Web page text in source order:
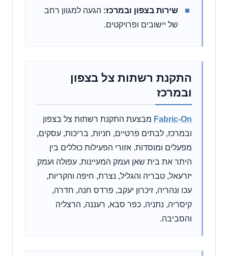
שירות בצפון ובמרכז: הגעה למגוון רחב
של יישובים ופרויקטים.
התקנת רשתות צל בצפון
ובמרכז
Fabric-On מבצעת התקנת רשתות צל בצפון
ובמרכז, לבתים פרטיים, חניות, בריכות, עסקים,
מפעלים ומוסדות. אזורי הפעילות כוללים בין
היתר את בית שאן ועמק המעיינות, עפולה ועמק
יזרעאל, טבריה והגליל, נצרת, חיפה והקריות,
עכו ונהריה, זיכרון יעקב, פרדס חנה, חדרה,
קיסריה, נתניה, כפר סבא, רעננה, הרצליה
והסביבה.